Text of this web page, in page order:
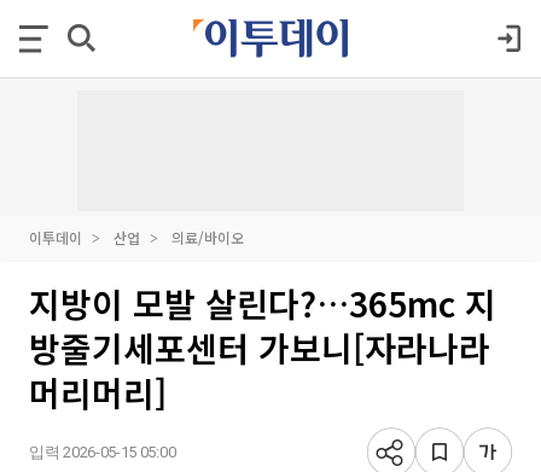
이투데이 산업 의료/바이오
지방이 모발 살린다?…365mc 지
방줄기세포센터 가보니[자라나라
머리머리]
입력 2026-05-15 05:00